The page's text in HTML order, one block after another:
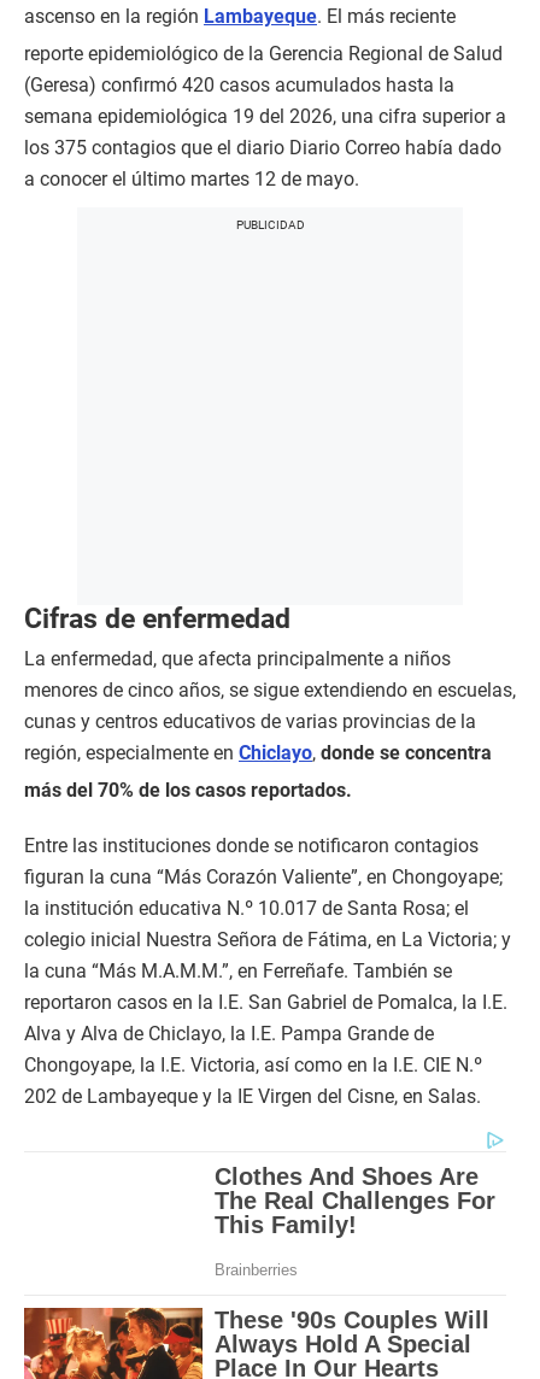
ascenso en la región Lambayeque. El más reciente
reporte epidemiológico de la Gerencia Regional de Salud
(Geresa) confirmó 420 casos acumulados hasta la
semana epidemiológica 19 del 2026, una cifra superior a
los 375 contagios que el diario Diario Correo había dado
a conocer el último martes 12 de mayo.
Cifras de enfermedad
La enfermedad, que afecta principalmente a niños
menores de cinco años, se sigue extendiendo en escuelas,
cunas y centros educativos de varias provincias de la
región, especialmente en Chiclayo, donde se concentra
más del 70% de los casos reportados.
Entre las instituciones donde se notificaron contagios
figuran la cuna “Más Corazón Valiente”, en Chongoyape;
la institución educativa N.º 10.017 de Santa Rosa; el
colegio inicial Nuestra Señora de Fátima, en La Victoria; y
la cuna “Más M.A.M.M.”, en Ferreñafe. También se
reportaron casos en la I.E. San Gabriel de Pomalca, la I.E.
Alva y Alva de Chiclayo, la I.E. Pampa Grande de
Chongoyape, la I.E. Victoria, así como en la I.E. CIE N.º
202 de Lambayeque y la IE Virgen del Cisne, en Salas.